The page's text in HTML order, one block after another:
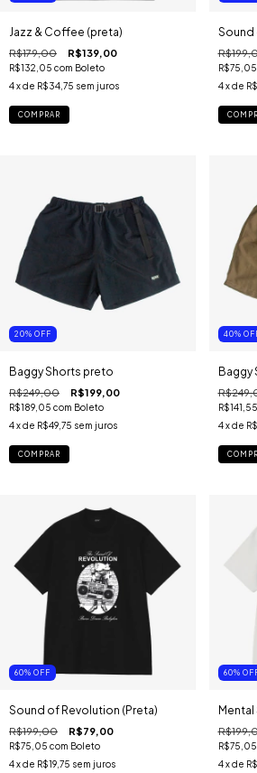
Jazz & Coffee (preta)
R$179,00 R$139,00
R$132,05 com Boleto
4x de R$34,75 sem juros
COMPRAR
Sound
R$75,05
4 x de
20% OFF
Baggy Shorts preto
R$249,00 R$199,00
R$189,05 com Boleto
4x de R$49,75 sem juros
COMPRAR
40%
Baggy
R$141,55
4 x de
60% OFF
Sound of Revolution (Preta)
R$199,00 R$79,00
R$75,05 com Boleto
4x de R$19,75 sem juros
60%
R$75,05
4 x de